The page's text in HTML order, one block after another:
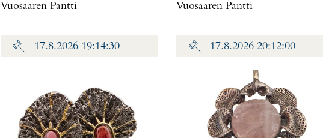
Vuosaaren Pantti
Vuosaaren Pantti
17.8.2026 19:14:30 17.8.2026 20:12:00